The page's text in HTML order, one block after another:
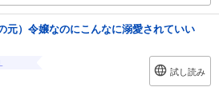
元）令嬢なのにこんなに溺愛されていい
試し読み